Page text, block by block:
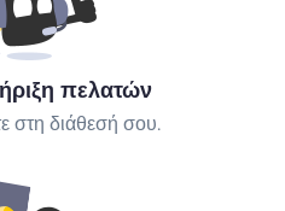
πελατών
στη διάθεσή σου.